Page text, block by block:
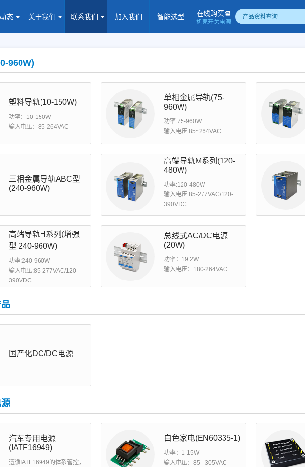
态 关于我们 联系我们 加入我们 智能选型 在线购买
机壳开关电源
隔离定电压输入电源(0.2-3W)
隔离变送器
LED/IGBT驱动器(SiC/GaN) 辅助模块(EMC/冗余) 电流检测&磁电控制
焦点专题 资料下载 常见问题 样品申请 成品检测报告
企业动态 产品动态
联系信息 建议反馈 线上商城
智能选型 样品申请 会员中心
960W)
塑料导轨(10-150W)
功率：10-150W
输入电压：85-264VAC
单相金属导轨(75-
960W)
功率:75-960W
输入电压:85~264VAC
三相金属导轨ABC型
(240-960W)
高端导轨M系列(120-
480W)
功率:120-480W
输入电压:85-277VAC/120-
390VDC
高端导轨H系列(增强
型 240-960W)
功率:240-960W
输入电压:85-277VAC/120-
390VDC
总线式AC/DC电源
(20W)
功率：19.2W
输入电压：180-264VAC
国产化DC/DC电源
汽车专用电源
(IATF16949)
遵循IATF16949的体系管控，
白色家电(EN60335-1)
功率：1-15W
输入电压：85 - 305VAC